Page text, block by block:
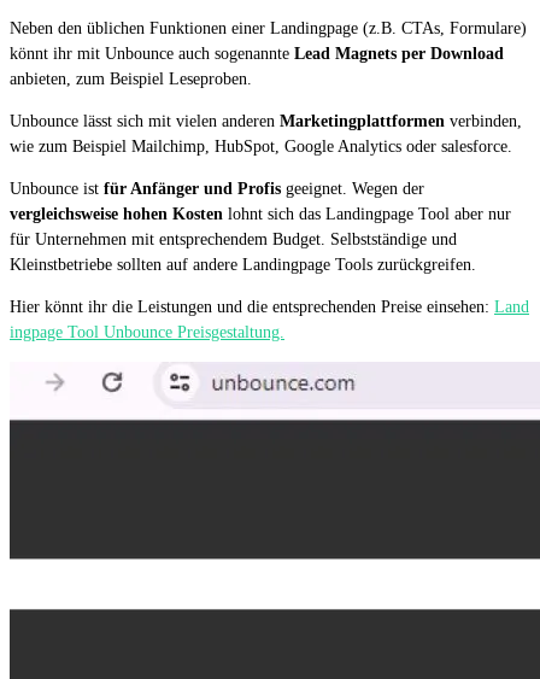
Neben den üblichen Funktionen einer Landingpage (z.B. CTAs, Formulare)
könnt ihr mit Unbounce auch sogenannte Lead Magnets per Download
anbieten, zum Beispiel Leseproben.
Unbounce lässt sich mit vielen anderen Marketingplattformen verbinden,
wie zum Beispiel Mailchimp, HubSpot, Google Analytics oder salesforce.
Unbounce ist für Anfänger und Profis geeignet. Wegen der
vergleichsweise hohen Kosten lohnt sich das Landingpage Tool aber nur
für Unternehmen mit entsprechendem Budget. Selbstständige und
Kleinstbetriebe sollten auf andere Landingpage Tools zurückgreifen.
Hier könnt ihr die Leistungen und die entsprechenden Preise einsehen: Land
ingpage Tool Unbounce Preisgestaltung.